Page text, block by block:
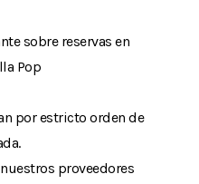
sobre reservas en
Pop
por estricto orden de
proveedores